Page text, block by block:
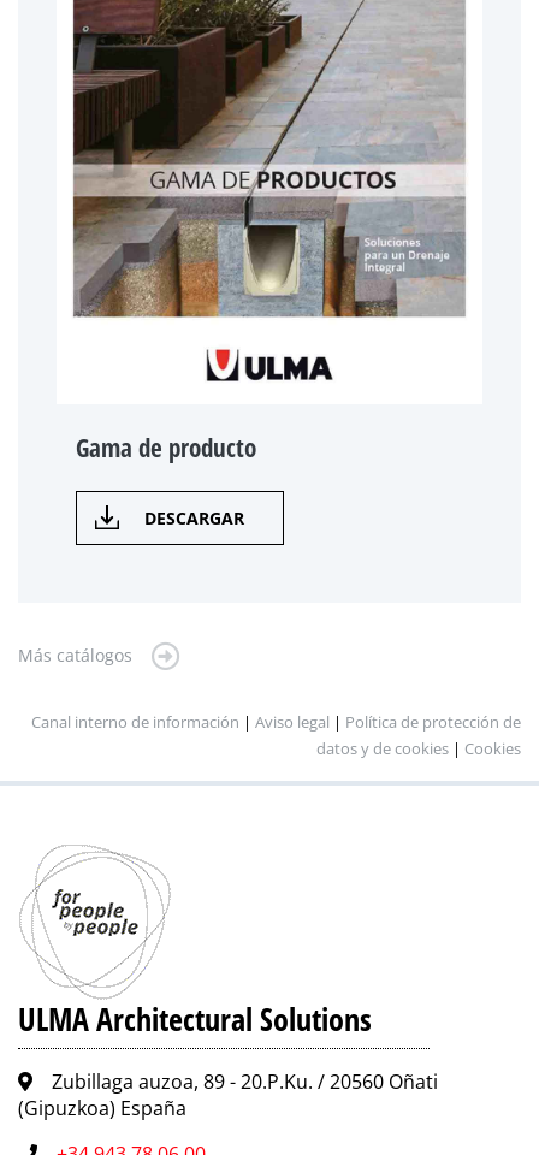
Gama de producto
DESCARGAR
Más catálogos
Canal interno de información | Aviso legal | Política de protección de
datos y de cookies | Cookies
ULMA Architectural Solutions
Zubillaga auzoa, 89 - 20.P.Ku. / 20560 Oñati
(Gipuzkoa) España